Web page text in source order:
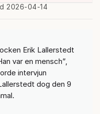
2026-04-14
Erik Lallerstedt
var en mensch”,
intervjun
dog den 9